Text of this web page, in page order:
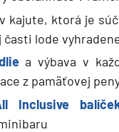
kajute, ktorá je
lode
a výbava v
z pamäťovej
Inclusive